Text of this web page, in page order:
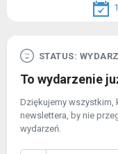
STATUS:
To wydarzenie
Dziękujemy wszystkim,
newslettera, by nie
wydarzeń.